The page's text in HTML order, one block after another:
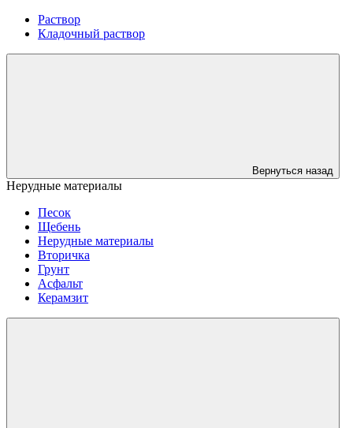
Раствор
Кладочный раствор
Вернуться назад
Нерудные материалы
Песок
Щебень
Нерудные материалы
Вторичка
Грунт
Асфальт
Керамзит